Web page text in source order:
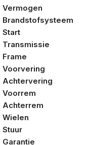
Vermogen
Brandstofsysteem
Start
Transmissie
Frame
Voorvering
Achtervering
Voorrem
Achterrem
Wielen
Stuur
Garantie